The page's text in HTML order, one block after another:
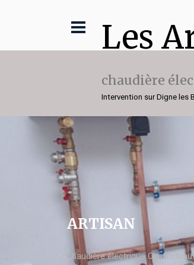
Les
chaudière
Intervention sur Digne les
ARTISAN
chaudière électrique